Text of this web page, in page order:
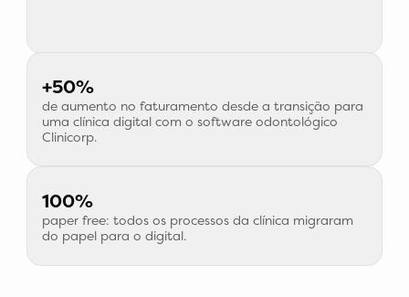
+50%
de aumento no faturamento desde a transição para
uma clínica digital com o software odontológico
Clinicorp.
100%
paper free: todos os processos da clínica migraram
do papel para o digital.